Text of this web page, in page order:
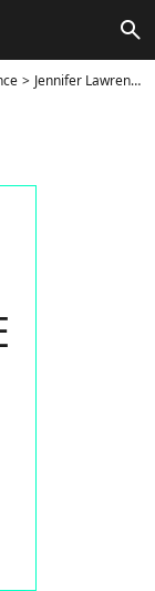
search
Jennifer Lawrence diz que sente que prestam atenção demais na atriz - Foto